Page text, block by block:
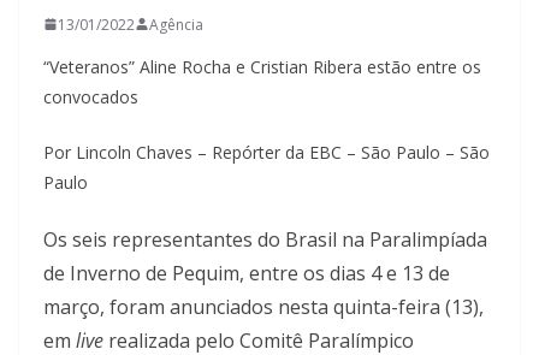
13/01/2022 Agência
“Veteranos” Aline Rocha e Cristian Ribera estão entre os
convocados
Por Lincoln Chaves – Repórter da EBC – São Paulo – São
Paulo
Os seis representantes do Brasil na Paralimpíada
de Inverno de Pequim, entre os dias 4 e 13 de
março, foram anunciados nesta quinta-feira (13),
em live realizada pelo Comitê Paralímpico